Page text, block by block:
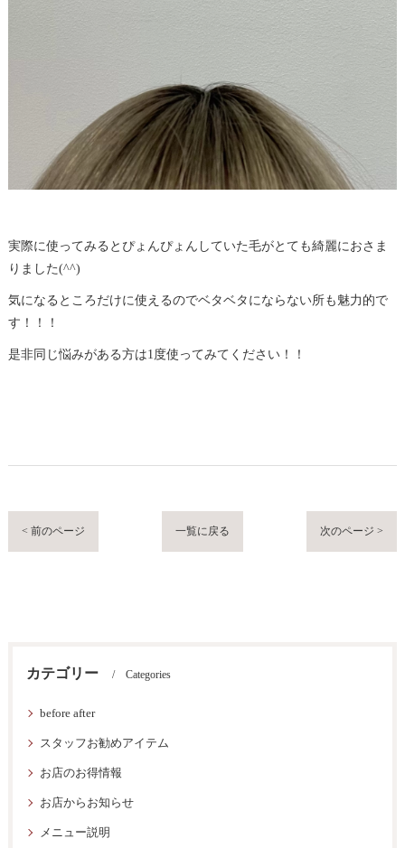
実際に使ってみるとぴょんぴょんしていた毛がとても綺麗におさま
りました(^^)
気になるところだけに使えるのでベタベタにならない所も魅力的で
す！！！
是非同じ悩みがある方は1度使ってみてください！！
< 前のページ 一覧に戻る 次のページ >
カテゴリー Categories
before after
スタッフお勧めアイテム
お店のお得情報
お店からお知らせ
メニュー説明